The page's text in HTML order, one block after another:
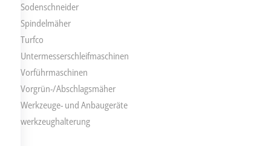
Sodenschneider
Spindelmäher
Turfco
Untermesserschleifmaschinen
Vorführmaschinen
Vorgrün-/Abschlagsmäher
Werkzeuge- und Anbaugeräte
werkzeughalterung